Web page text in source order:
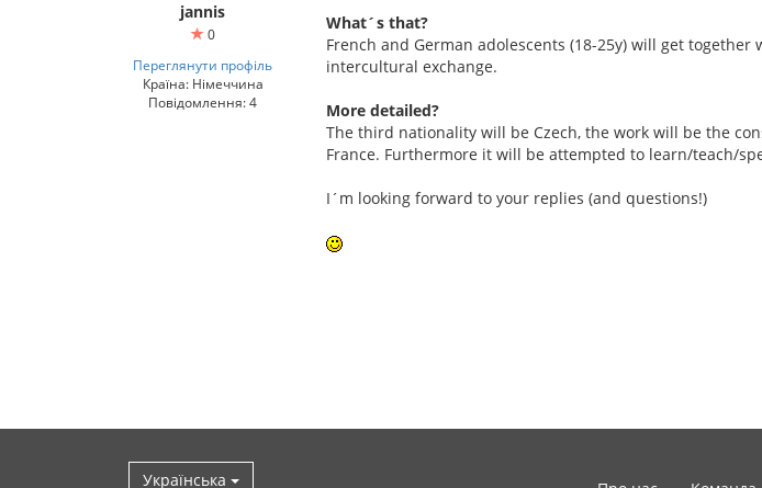
jannis
0
Переглянути профіль
Країна: Німеччина
Повідомлення: 4
What´s that?
French and German adolescents (18-25y) will get
intercultural exchange.
More detailed?
The third nationality will be Czech, the work will be the
France. Furthermore it will be attempted to learn/teach/
I´m looking forward to your replies (and questions!)
Українська